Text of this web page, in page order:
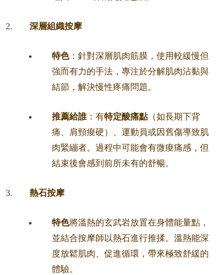
深層組織按摩
特色：針對深層肌肉筋膜，使用較緩慢但
強而有力的手法，專注於分解肌肉沾黏與
結節，解決慢性疼痛問題。
推薦給誰：有特定酸痛點（如長期下背
痛、肩頸痠硬）、運動員或因舊傷導致肌
肉緊繃者。過程中可能會有微痠痛感，但
結束後會感到前所未有的舒暢。
熱石按摩
特色將溫熱的玄武岩放置在身體能量點，
並結合按摩師以熱石進行推揉。溫熱能深
度放鬆肌肉、促進循環，帶來極致舒緩的
體驗。